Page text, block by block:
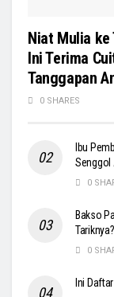
Niat Mulia ke
Ini Terima
Tanggapan
0 SHARES
Ibu
Senggol
0
Bakso
Tariknya?
0
Ini